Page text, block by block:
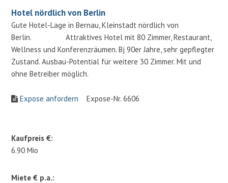
Hotel nördlich von Berlin
Gute Hotel-Lage in Bernau, Kleinstadt nördlich von
Berlin. Attraktives Hotel mit 80 Zimmer, Restaurant,
Wellness und Konferenzräumen. Bj 90er Jahre, sehr gepflegter
Zustand. Ausbau-Potential für weitere 30 Zimmer. Mit und
ohne Betreiber möglich.
Expose anfordern Expose-Nr. 6606
Kaufpreis €:
6.90 Mio
Miete € p.a.: